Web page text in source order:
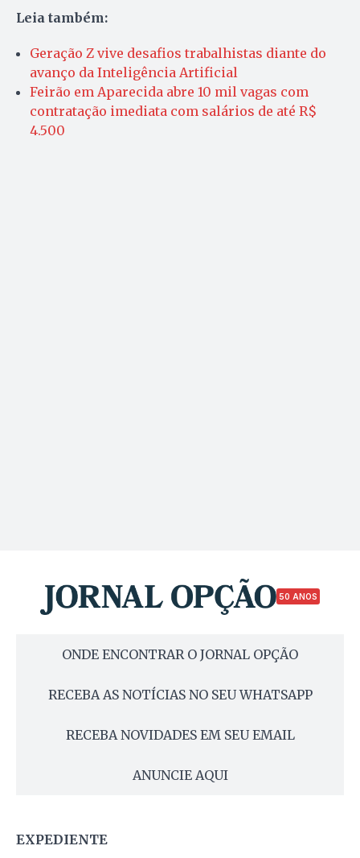
Leia também:
Geração Z vive desafios trabalhistas diante do
avanço da Inteligência Artificial
Feirão em Aparecida abre 10 mil vagas com
contratação imediata com salários de até R$
4.500
50 ANOS
ONDE ENCONTRAR O JORNAL OPÇÃO
RECEBA AS NOTÍCIAS NO SEU WHATSAPP
RECEBA NOVIDADES EM SEU EMAIL
ANUNCIE AQUI
EXPEDIENTE